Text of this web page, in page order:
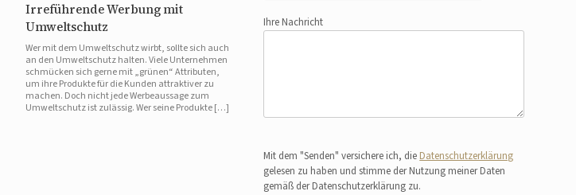
Irreführende Werbung mit
Umweltschutz
Wer mit dem Umweltschutz wirbt, sollte sich auch
an den Umweltschutz halten. Viele Unternehmen
schmücken sich gerne mit „grünen“ Attributen,
um ihre Produkte für die Kunden attraktiver zu
machen. Doch nicht jede Werbeaussage zum
Umweltschutz ist zulässig. Wer seine Produkte […]
Ihre Nachricht
Mit dem "Senden" versichere ich, die Datenschutzerklärung
gelesen zu haben und stimme der Nutzung meiner Daten
gemäß der Datenschutzerklärung zu.